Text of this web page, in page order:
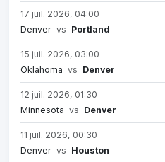
17 juil. 2026, 04:00
Denver vs Portland
15 juil. 2026, 03:00
Oklahoma vs Denver
12 juil. 2026, 01:30
Minnesota vs Denver
11 juil. 2026, 00:30
Denver vs Houston